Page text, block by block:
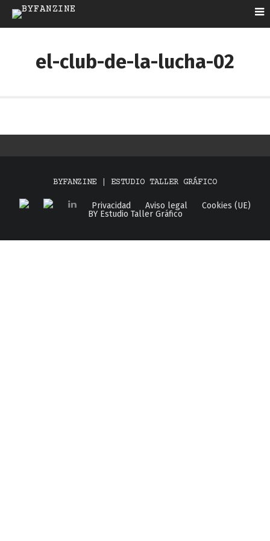
el-club-de-la-lucha-02
BYFANZINE | ESTUDIO TALLER GRÁFICO
Privacidad Aviso legal
Cookies (UE)
BY Estudio Taller Gráfico